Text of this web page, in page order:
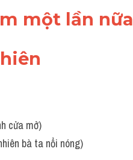
một lần nữa
cửa mở)
bà ta nổi nóng)